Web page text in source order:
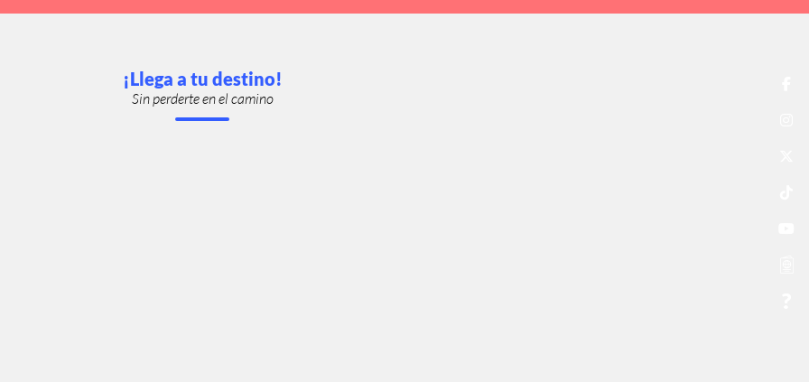
¡Llega a tu destino!
Sin perderte en el camino